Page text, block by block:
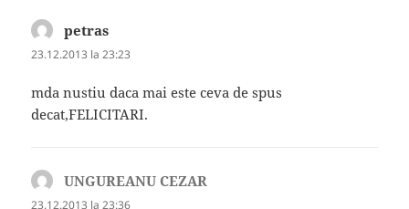
petras
23.12.2013 la 23:23
mda nustiu daca mai este ceva de spus
decat,FELICITARI.
UNGUREANU CEZAR
23.12.2013 la 23:36